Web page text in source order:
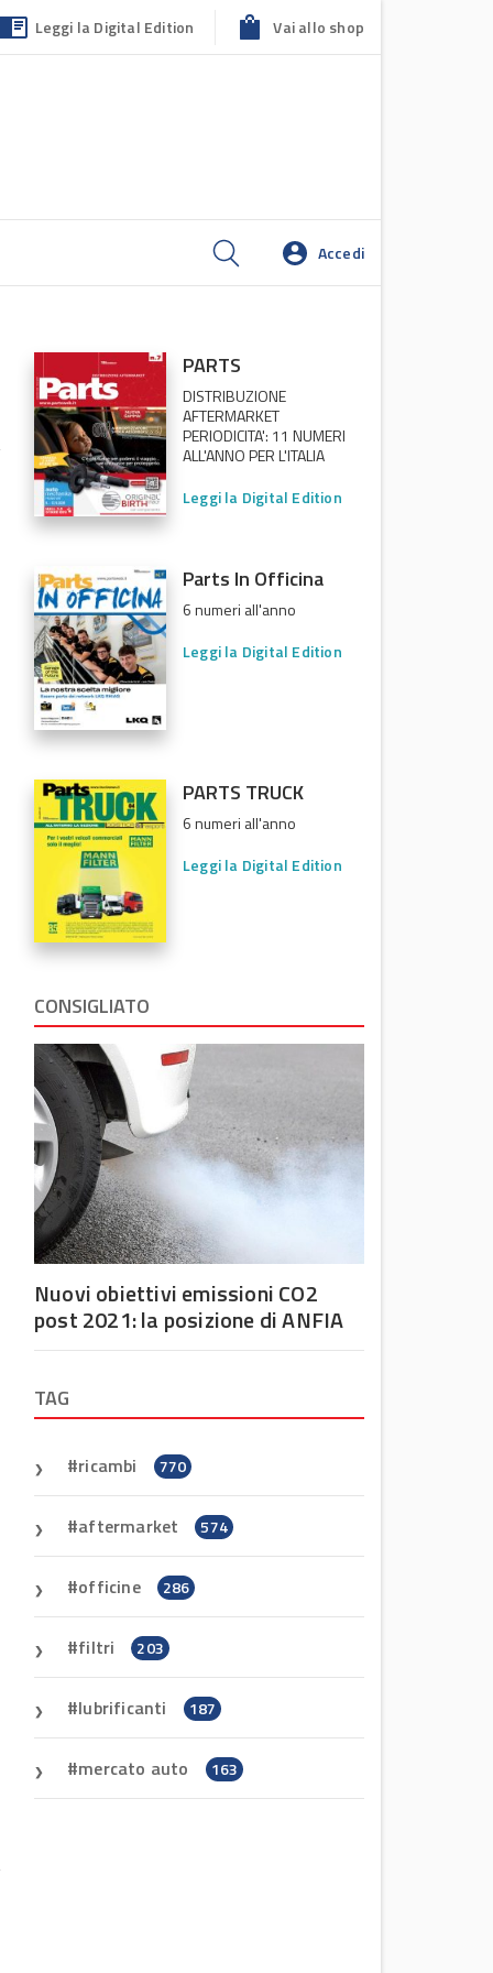
Leggi la Digital Edition Vai allo shop
Accedi
PARTS
DISTRIBUZIONE
AFTERMARKET
PERIODICITA': 11 NUMERI
ALL'ANNO PER L'ITALIA
Leggi la Digital Edition
Parts In Officina
6 numeri all'anno
Leggi la Digital Edition
PARTS TRUCK
6 numeri all'anno
Leggi la Digital Edition
CONSIGLIATO
Nuovi obiettivi emissioni CO2
post 2021: la posizione di ANFIA
TAG
ricambi 770
aftermarket 574
officine 286
filtri 203
lubrificanti 187
mercato auto 163